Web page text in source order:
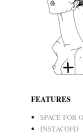
FEATURES
SPACE FOR
INSTACOFD